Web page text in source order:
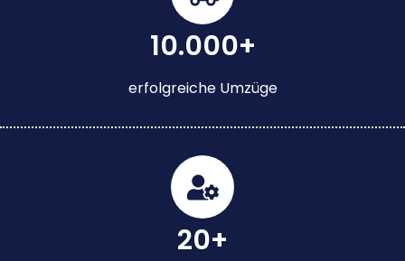
10.000+
erfolgreiche Umzüge
20+